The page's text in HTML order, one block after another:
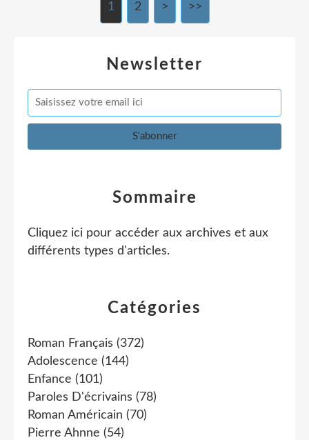
1 2 > >>
Newsletter
Catégories
Roman Français (372)
Adolescence (144)
Enfance (101)
Paroles D'écrivains (78)
Roman Américain (70)
Pierre Ahnne (54)
Sommaire
Cliquez ici pour accéder aux archives et aux
différents types d'articles.